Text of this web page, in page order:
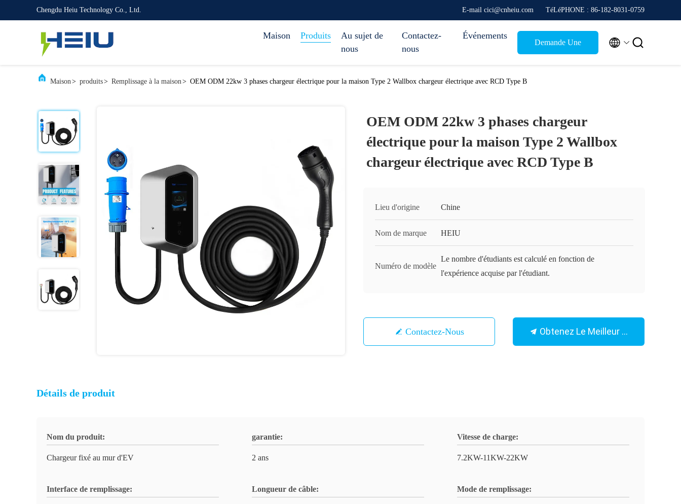
Chengdu Heiu Technology Co., Ltd. E-mail cici@cnheiu.com TéLéPHONE : 86-182-8031-0759
Maison Produits
Au sujet de
nous
Contactez-
nous
Événements
Demande Une  
Maison> produits> Remplissage à la maison> OEM ODM 22kw 3 phases chargeur électrique pour la maison Type 2 Wallbox chargeur électrique avec RCD Type B
OEM ODM 22kw 3 phases chargeur
électrique pour la maison Type 2 Wallbox
chargeur électrique avec RCD Type B
Lieu d'origine Chine
Nom de marque HEIU
Numéro de modèle
Le nombre d'étudiants est calculé en fonction de
l'expérience acquise par l'étudiant.
Contactez-Nous Obtenez Le Meilleur Prix
Détails de produit
Nom du produit:
Chargeur fixé au mur d'EV
garantie:
2 ans
Vitesse de charge:
7.2KW-11KW-22KW
Interface de remplissage: Longueur de câble: Mode de remplissage: